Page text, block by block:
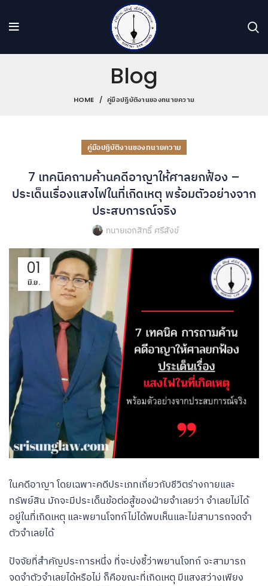
Blog
HOME คู่มือปฏิบัติงานของทนายความ
คู่มือปฏิบัติงานของทนายความ
7 เทคนิคถามค้านคดีอาญาให้ศาลยกฟ้อง –
ประเด็นเรื่องแสงไฟในที่เกิดเหตุ พร้อมตัวอย่างจาก
ประสบการณ์จริง
ทนายเอกสิทธิ์ ศรีสังข์
01
มิ.ย.
ในคดีอาญา โดยเฉพาะคดีประเภทเกี่ยวกับชีวิตร่างกายและ
ทรัพย์สิน มักจะมีประเด็นข้อต่อสู้ของฝ่ายจำเลยว่า จำเลยไม่ได้
อยู่ในที่เกิดเหตุ และพยานโจทก์ไม่ได้พบเห็นและไม่สามารถจดจำ
ตัวจำเลยได้
ปัจจัยที่สำคัญประการหนึ่ง ที่จะบ่งชี้ว่าพยานโจทก์ จะสามารถ
จดจำตัวจำเลยได้หรือไม่ ก็คือขณะที่เกิดเหตุ มีแสงสว่างเพียง